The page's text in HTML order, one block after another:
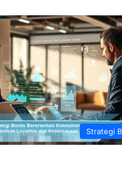
Strategi